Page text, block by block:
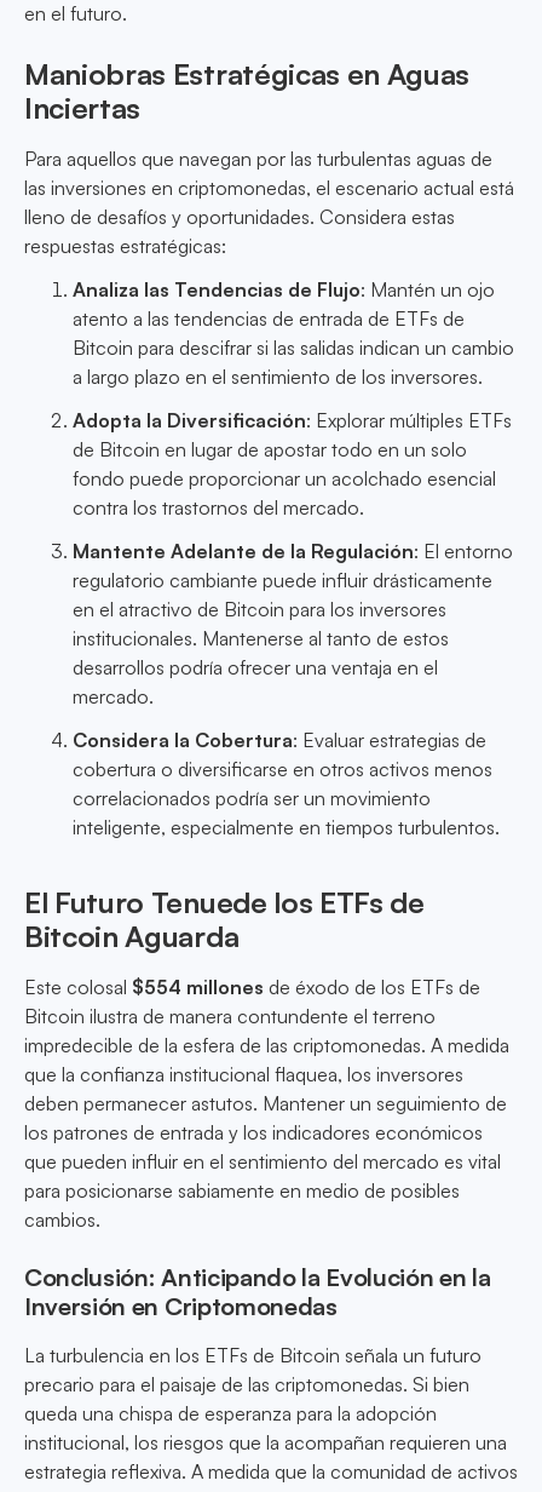
en el futuro.
Maniobras Estratégicas en Aguas
Inciertas
Para aquellos que navegan por las turbulentas aguas de
las inversiones en criptomonedas, el escenario actual está
lleno de desafíos y oportunidades. Considera estas
respuestas estratégicas:
Analiza las Tendencias de Flujo: Mantén un ojo
atento a las tendencias de entrada de ETFs de
Bitcoin para descifrar si las salidas indican un cambio
a largo plazo en el sentimiento de los inversores.
Adopta la Diversificación: Explorar múltiples ETFs
de Bitcoin en lugar de apostar todo en un solo
fondo puede proporcionar un acolchado esencial
contra los trastornos del mercado.
Mantente Adelante de la Regulación: El entorno
regulatorio cambiante puede influir drásticamente
en el atractivo de Bitcoin para los inversores
institucionales. Mantenerse al tanto de estos
desarrollos podría ofrecer una ventaja en el
mercado.
Considera la Cobertura: Evaluar estrategias de
cobertura o diversificarse en otros activos menos
correlacionados podría ser un movimiento
inteligente, especialmente en tiempos turbulentos.
El Futuro Tenuede los ETFs de
Bitcoin Aguarda
Este colosal $554 millones de éxodo de los ETFs de
Bitcoin ilustra de manera contundente el terreno
impredecible de la esfera de las criptomonedas. A medida
que la confianza institucional flaquea, los inversores
deben permanecer astutos. Mantener un seguimiento de
los patrones de entrada y los indicadores económicos
que pueden influir en el sentimiento del mercado es vital
para posicionarse sabiamente en medio de posibles
cambios.
Conclusión: Anticipando la Evolución en la
Inversión en Criptomonedas
La turbulencia en los ETFs de Bitcoin señala un futuro
precario para el paisaje de las criptomonedas. Si bien
queda una chispa de esperanza para la adopción
institucional, los riesgos que la acompañan requieren una
estrategia reflexiva. A medida que la comunidad de activos